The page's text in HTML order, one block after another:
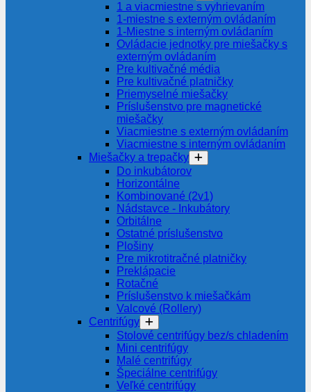
1 a viacmiestne s vyhrievaním
1-miestne s externým ovládaním
1-Miestne s interným ovládaním
Ovládacie jednotky pre miešačky s
externým ovládaním
Pre kultivačné média
Pre kultivačné platničky
Priemyselné miešačky
Príslušenstvo pre magnetické
miešačky
Viacmiestne s externým ovládaním
Viacmiestne s interným ovládaním
Miešačky a trepačky
Do inkubátorov
Horizontálne
Kombinované (2v1)
Nádstavce - Inkubátory
Orbitálne
Ostatné príslušenstvo
Plošiny
Pre mikrotitračné platničky
Preklápacie
Rotačné
Príslušenstvo k miešačkám
Valcové (Rollery)
Centrifúgy
Stolové centrifúgy bez/s chladením
Mini centrifúgy
Malé centrifúgy
Špeciálne centrifúgy
Veľké centrifúgy